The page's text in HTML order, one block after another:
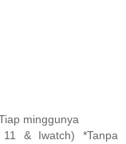
minggunya
& Iwatch) *Tanpa